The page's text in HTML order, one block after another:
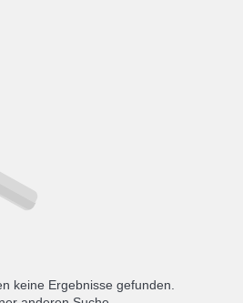
keine Ergebnisse gefunden.